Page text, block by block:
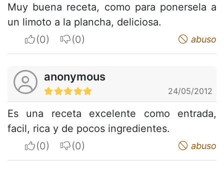
Muy buena receta, como para ponersela a
un limoto a la plancha, deliciosa.
I apreciateI do not appreciate abuso
anonymous
24/05/2012
Es una receta excelente como entrada,
facil, rica y de pocos ingredientes.
I apreciateI do not appreciate abuso